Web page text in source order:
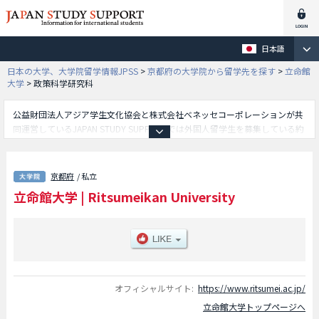
日本語
日本の大学、大学院留学情報JPSS >京都府の大学院から留学先を探す > 立命館
大学 >政策科学研究科
公益財団法人アジア学生文化協会と株式会社ベネッセコーポレーションが共
同運営しているJAPAN STUDY SUPPORTでは外国人留学生を募集している約
学研究科や経営学研究科や社会学研究科や文学研究科や理工学研究科や国際
関係研究科や政策科学研究科や人間科学研究科や先端総合学術研究科や言語
教育情報研究科や法務研究科やテクノロジー・マネジメント研究科や経営管
研究科や生命科学研究科や食マネジメント研究科等、研究科別情報や、募集
定員や合格者数など入試情報、施設案内、アクセスなど外国人留学生に必要
京都府 / 私立
立命館大学 | Ritsumeikan University
オフィシャルサイト: https://www.ritsumei.ac.jp/
立命館大学トップページへ